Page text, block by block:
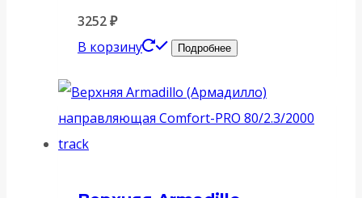
3252₽
В корзину
Подробнее